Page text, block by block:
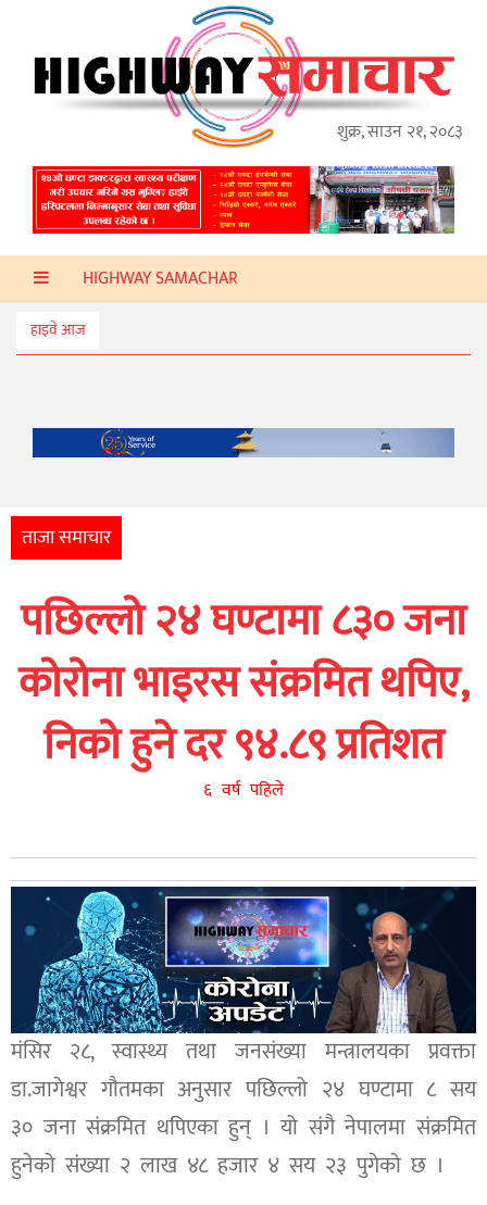
शुक्र, साउन २१, २०८३
गृहपृष्ठ
ताजा
समाचार
प्रदेश
प्रविधि
स्वास्थ्य
मनोरञ्जन
आर्थिक
नेपाली
युनिकोड
HIGHWAY SAMACHAR
हाइवे आज
ताजा समाचार
पछिल्लो २४ घण्टामा ८३० जना
कोरोना भाइरस संक्रमित थपिए,
निको हुने दर ९४.८९ प्रतिशत
६ वर्ष पहिले
मंसिर २८, स्वास्थ्य तथा जनसंख्या मन्त्रालयका प्रवक्ता
डा.जागेश्वर गौतमका अनुसार पछिल्लो २४ घण्टामा ८ सय
३० जना संक्रमित थपिएका हुन् । यो संगै नेपालमा संक्रमित
हुनेको संख्या २ लाख ४८ हजार ४ सय २३ पुगेको छ ।